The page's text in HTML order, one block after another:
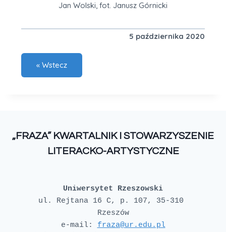
Jan Wolski, fot. Janusz Górnicki
5 października 2020
„FRAZA” KWARTALNIK I STOWARZYSZENIE
LITERACKO-ARTYSTYCZNE
Uniwersytet Rzeszowski
ul. Rejtana 16 C, p. 107, 35-310
Rzeszów
e-mail: fraza@ur.edu.pl